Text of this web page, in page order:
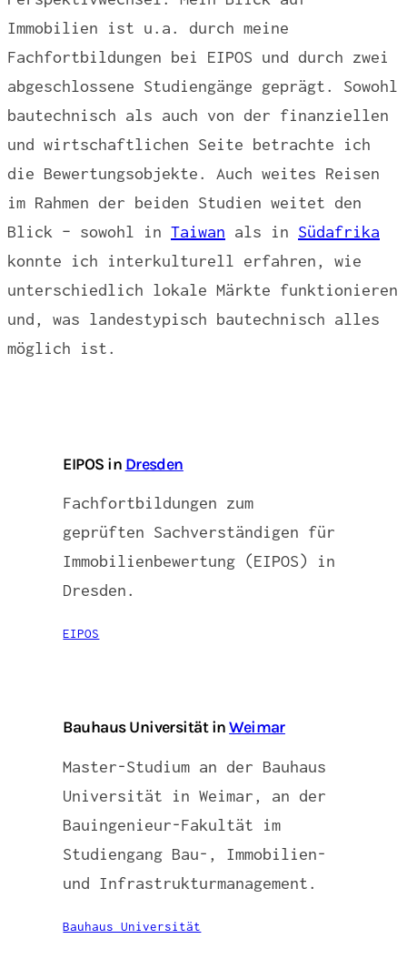
Immobilien ist u.a. durch meine
Fachfortbildungen bei EIPOS und durch zwei
abgeschlossene Studiengänge geprägt. Sowohl
bautechnisch als auch von der finanziellen
und wirtschaftlichen Seite betrachte ich
die Bewertungsobjekte. Auch weites Reisen
im Rahmen der beiden Studien weitet den
Blick – sowohl in Taiwan als in Südafrika
konnte ich interkulturell erfahren, wie
unterschiedlich lokale Märkte funktionieren
und, was landestypisch bautechnisch alles
möglich ist.
EIPOS in Dresden
Fachfortbildungen zum
geprüften Sachverständigen für
Immobilienbewertung (EIPOS) in
Dresden.
EIPOS
Bauhaus Universität inWeimar
Master-Studium an der Bauhaus
Universität in Weimar, an der
Bauingenieur-Fakultät im
Studiengang Bau-, Immobilien-
und Infrastrukturmanagement.
Bauhaus Universität